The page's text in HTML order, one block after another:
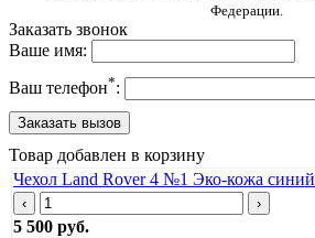
Федерации.
Заказать звонок
Ваше имя:
Ваш телефон*:
Товар добавлен в корзину
Чехол Land Rover 4 №1 Эко-кожа синий
‹ ›
5 500 руб.